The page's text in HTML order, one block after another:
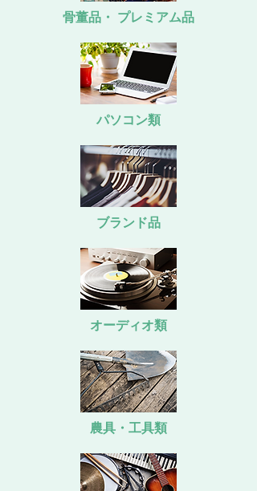
骨董品・ プレミアム品
パソコン類
ブランド品
オーディオ類
農具・工具類